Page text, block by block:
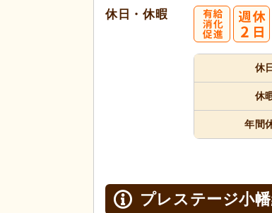
休日・休暇
休日
休
年間
プレステージ小